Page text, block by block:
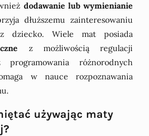
dodawanie lub wymienianie
dłuższemu zainteresowaniu
dziecko. Wiele mat posiada
z możliwością regulacji
programowania różnorodnych
w nauce rozpoznawania
używając maty